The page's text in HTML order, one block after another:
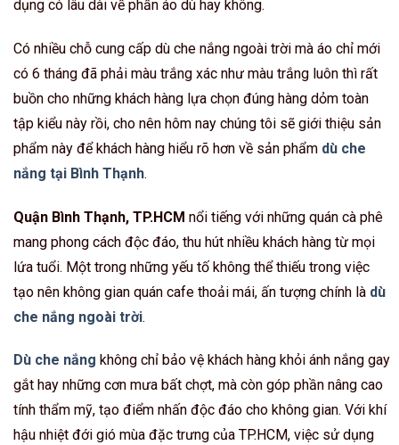
dụng có lâu dài về phần áo dù hay không.
Có nhiều chỗ cung cấp dù che nắng ngoài trời mà áo chỉ mới
có 6 tháng đã phải màu trắng xác như màu trắng luôn thì rất
buồn cho những khách hàng lựa chọn đúng hàng dỏm toàn
tập kiểu này rồi, cho nên hôm nay chúng tôi sẽ giới thiệu sản
phẩm này để khách hàng hiểu rõ hơn về sản phẩm dù che
nắng tại Bình Thạnh.
Quận Bình Thạnh, TP.HCM nổi tiếng với những quán cà phê
mang phong cách độc đáo, thu hút nhiều khách hàng từ mọi
lứa tuổi. Một trong những yếu tố không thể thiếu trong việc
tạo nên không gian quán cafe thoải mái, ấn tượng chính là dù
che nắng ngoài trời.
Dù che nắng không chỉ bảo vệ khách hàng khỏi ánh nắng gay
gắt hay những cơn mưa bất chợt, mà còn góp phần nâng cao
tính thẩm mỹ, tạo điểm nhấn độc đáo cho không gian. Với khí
hậu nhiệt đới gió mùa đặc trưng của TP.HCM, việc sử dụng